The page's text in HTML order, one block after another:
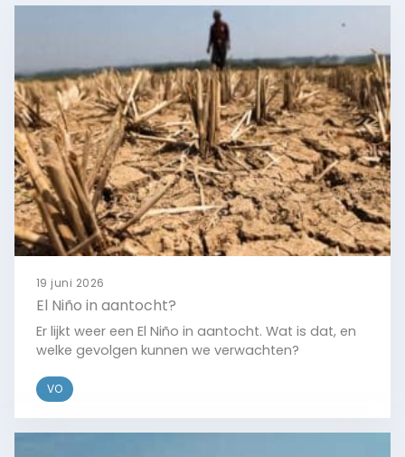
19 juni 2026
El Niño in aantocht?
Er lijkt weer een El Niño in aantocht. Wat is dat, en
welke gevolgen kunnen we verwachten?
VO